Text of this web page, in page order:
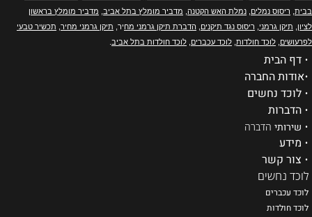
בבית ריסוס נמלים נמלת האש הקטנה מדביר מומלץ בתל אביב מדביר מומלץ בראשון
לציון
תיקן גרמני ריסוס נגד תיקנים הדברת תיקן גרמני מחיר, תיקן גרמני מחיר תכשיר טבעי
לפרעושים לוכד חולדות לוכד עכברים לוכד חולדות בתל אביב
• דף הבית
•אודות החברה
• לוכד נחשים
• הדברות
• שירותי הדברה
• מידע
• צור קשר
לוכד נחשים
לוכד עכברים
לוכד חולדות